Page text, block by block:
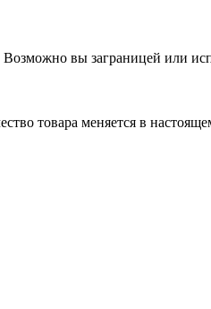
вы заграницей или
товара меняется в